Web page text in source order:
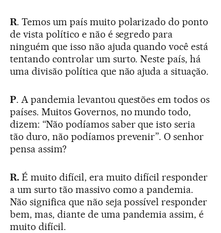
R. Temos um país muito polarizado do ponto
de vista político e não é segredo para
ninguém que isso não ajuda quando você está
tentando controlar um surto. Neste país, há
uma divisão política que não ajuda a situação.
P. A pandemia levantou questões em todos os
países. Muitos Governos, no mundo todo,
dizem: “Não podíamos saber que isto seria
tão duro, não podíamos prevenir”. O senhor
pensa assim?
R.É muito difícil, era muito difícil responder
a um surto tão massivo como a pandemia.
Não significa que não seja possível responder
bem, mas, diante de uma pandemia assim, é
muito difícil.